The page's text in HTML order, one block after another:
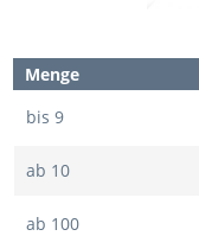
Menge
bis 9
ab 10
ab 100